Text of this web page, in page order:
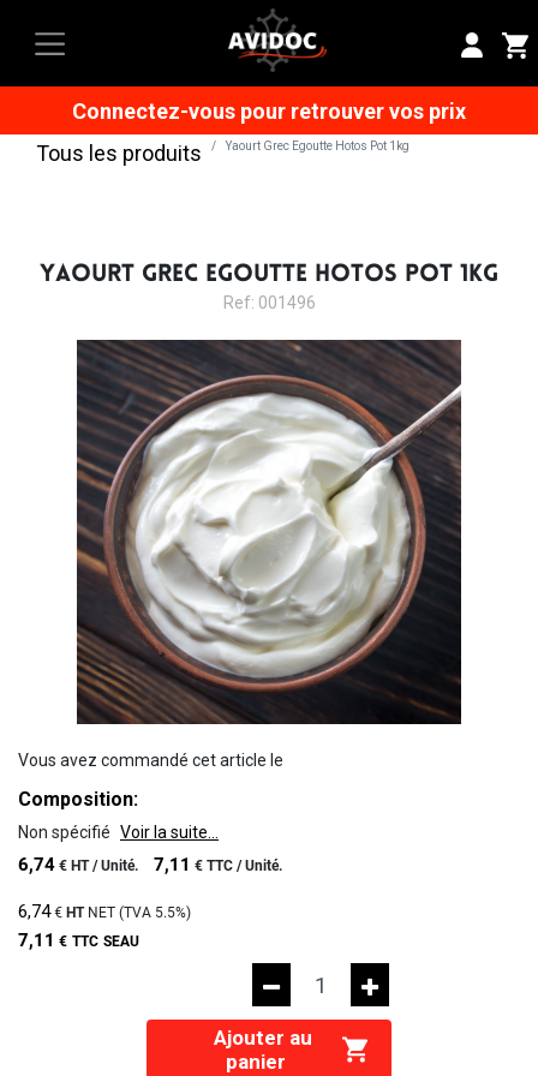
Connectez-vous pour retrouver vos prix
Tous les produits
Yaourt Grec Egoutte Hotos Pot 1kg
YAOURT GREC EGOUTTE HOTOS POT 1KG
Ref: 001496
Vous avez commandé cet article le
Composition:
Non spécifié Voir la suite...
6,74 € HT /Unité. 7,11 € TTC /Unité.
6,74€ HTNET (TVA 5.5%)
7,11 € TTC SEAU
Ajouter au
panier